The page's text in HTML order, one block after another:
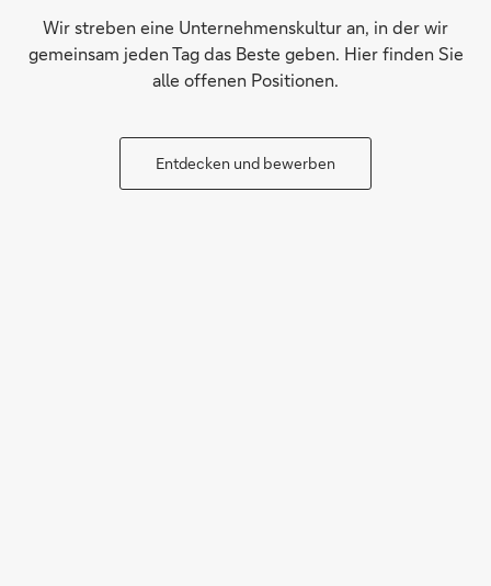
Wir streben eine Unternehmenskultur an, in der wir
gemeinsam jeden Tag das Beste geben. Hier finden Sie
alle offenen Positionen.
Entdecken und bewerben